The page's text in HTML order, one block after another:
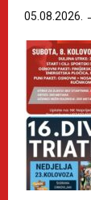
05.08.2026.